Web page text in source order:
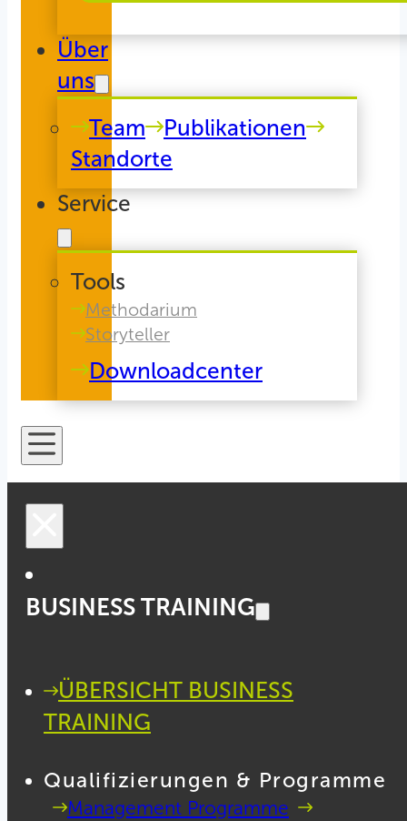
Über
uns
Team
Publikationen
Standorte
Service
Tools
Methodarium
Storyteller
Downloadcenter
BUSINESS TRAINING
ÜBERSICHT BUSINESS
TRAINING
Qualifizierungen & Programme
Management Programme